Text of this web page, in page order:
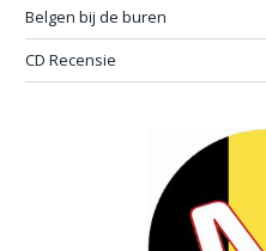
Belgen bij de buren
CD Recensie